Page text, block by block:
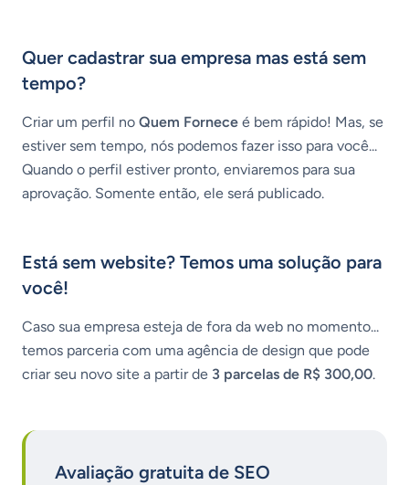
Quer cadastrar sua empresa mas está sem
tempo?
Criar um perfil no Quem Fornece é bem rápido! Mas, se
estiver sem tempo, nós podemos fazer isso para você...
Quando o perfil estiver pronto, enviaremos para sua
aprovação. Somente então, ele será publicado.
Está sem website? Temos uma solução para
você!
Caso sua empresa esteja de fora da web no momento...
temos parceria com uma agência de design que pode
criar seu novo site a partir de 3 parcelas de R$ 300,00.
Avaliação gratuita de SEO